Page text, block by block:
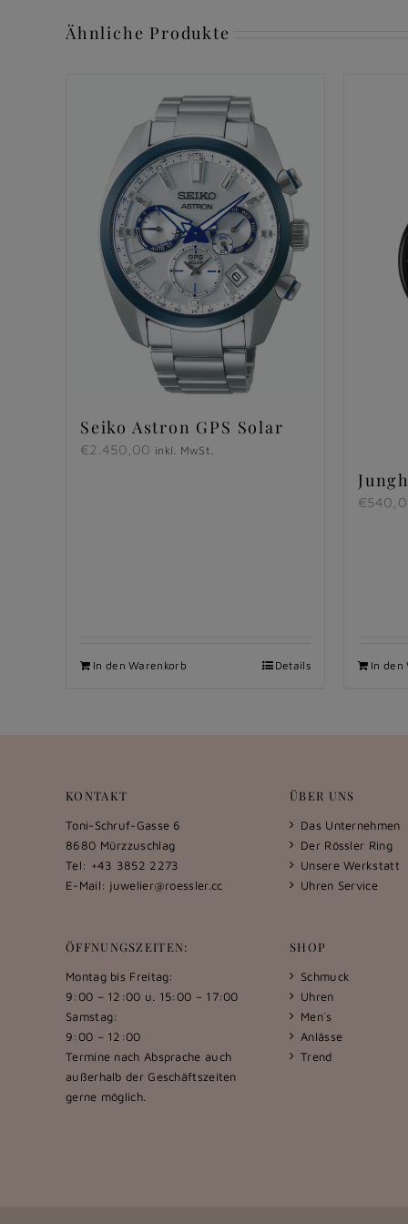
Ähnliche Produkte
Seiko Astron GPS Solar
€2.450,00 inkl. MwSt.
In den Warenkorb Details
€
In den
KONTAKT
Toni-Schruf-Gasse 6
8680 Mürzzuschlag
Tel: +43 3852 2273
E-Mail: juwelier@roessler.cc
ÖFFNUNGSZEITEN:
Montag bis Freitag:
9:00 – 12:00 u. 15:00 – 17:00
Samstag:
9:00 – 12:00
Termine nach Absprache auch
außerhalb der Geschäftszeiten
gerne möglich.
ÜBER UNS
Das Unternehmen
Der Rössler Ring
Unsere Werkstatt
Uhren Service
SHOP
Schmuck
Uhren
Men´s
Anlässe
Trend